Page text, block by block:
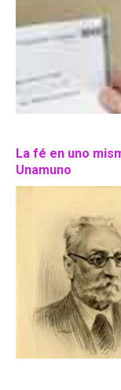
La fé en uno
Unamuno